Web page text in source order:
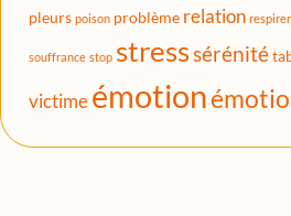
pleurs poison problème relation respirer
souffrance stop stresssérénité
victimeémotion